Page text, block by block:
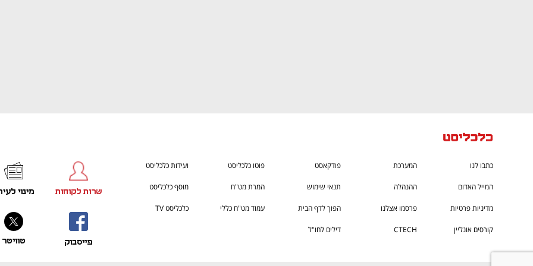
כתבו לנו המערכת פודקאסט פוטו כלכליסט ועידות כלכליסט
המייל האדום ההנהלה תנאי שימוש המרת מט"ח מוסף כלכליסט
מדיניות פרטיות פרסמו אצלנו הפוך לדף הבית עמוד מט"ח כללי כלכליסט TV
קורסים אונליין CTECH
דילים לחו"ל
פייסבוק
שרות לקוחות
טוויטר
מינוי